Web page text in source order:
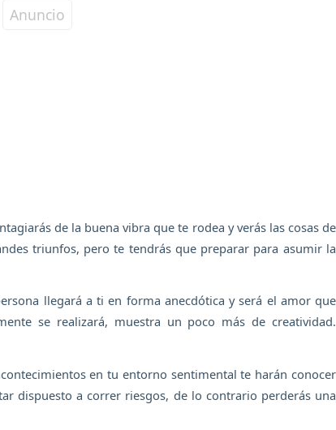
de la buena vibra que te rodea y verás las cosas de
triunfos, pero te tendrás que preparar para asumir la
llegará a ti en forma anecdótica y será el amor que
se realizará, muestra un poco más de creatividad.
en tu entorno sentimental te harán conocer
dispuesto a correr riesgos, de lo contrario perderás una